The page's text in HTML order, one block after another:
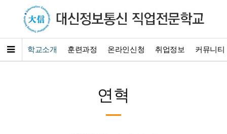
학교소개 훈련과정 온라인신청 취업정보 커뮤니티
연혁